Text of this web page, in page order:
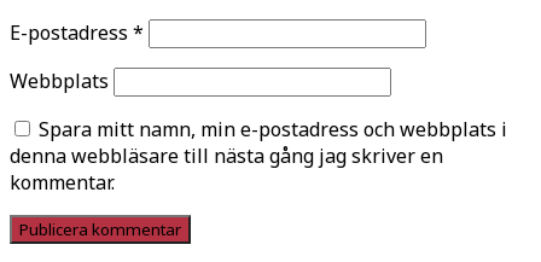
E-postadress *
Webbplats
Spara mitt namn, min e-postadress och webbplats i
denna webbläsare till nästa gång jag skriver en
kommentar.